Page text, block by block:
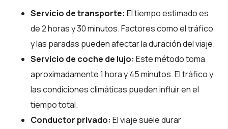
Servicio de transporte: El tiempo estimado es
de 2 horas y 30 minutos. Factores como el tráfico
y las paradas pueden afectar la duración del viaje.
Servicio de coche de lujo: Este método toma
aproximadamente 1 hora y 45 minutos. El tráfico y
las condiciones climáticas pueden influir en el
tiempo total.
Conductor privado: El viaje suele durar